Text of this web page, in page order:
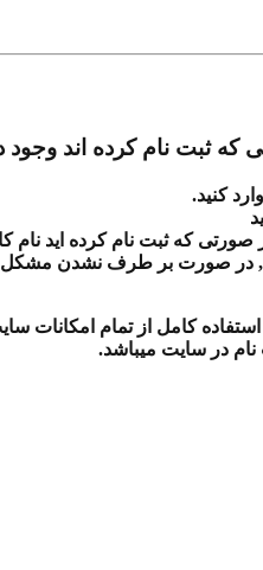
که ثبت نام کرده اند وجود
کنید.
که ثبت نام کرده اید نام
در صورت بر طرف نشدن مشکل
کامل از تمام امکانات
نام در سایت میباشد.